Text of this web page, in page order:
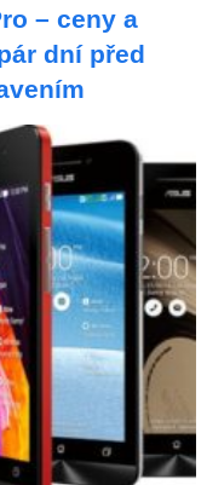
– ceny a
dní před